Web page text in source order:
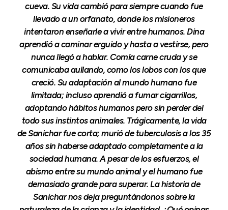
cueva. Su vida cambió para siempre cuando fue
llevado a un orfanato, donde los misioneros
intentaron enseñarle a vivir entre humanos. Dina
aprendió a caminar erguido y hasta a vestirse, pero
nunca llegó a hablar. Comía carne cruda y se
comunicaba aullando, como los lobos con los que
creció. Su adaptación al mundo humano fue
limitada; incluso aprendió a fumar cigarrillos,
adoptando hábitos humanos pero sin perder del
todo sus instintos animales. Trágicamente, la vida
de Sanichar fue corta; murió de tuberculosis a los 35
años sin haberse adaptado completamente a la
sociedad humana. A pesar de los esfuerzos, el
abismo entre su mundo animal y el humano fue
demasiado grande para superar. La historia de
Sanichar nos deja preguntándonos sobre la